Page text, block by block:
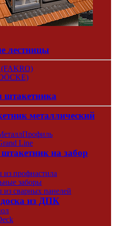
лестницы
штакетника
металлический
Line
на забор
из профнастила
заборы
из сварных панелей
из ДПК